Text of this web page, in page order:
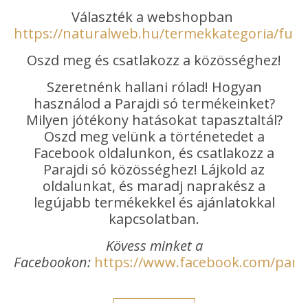
Választék a webshopban
https://naturalweb.hu/termekkategoria/
Oszd meg és csatlakozz a közösséghez!
Szeretnénk hallani rólad! Hogyan
használod a Parajdi só termékeinket?
Milyen jótékony hatásokat tapasztaltál?
Oszd meg velünk a történetedet a
Facebook oldalunkon, és csatlakozz a
Parajdi só közösséghez! Lájkold az
oldalunkat, és maradj naprakész a
legújabb termékekkel és ajánlatokkal
kapcsolatban.
Kövess minket a
Facebookon: https://www.facebook.com/